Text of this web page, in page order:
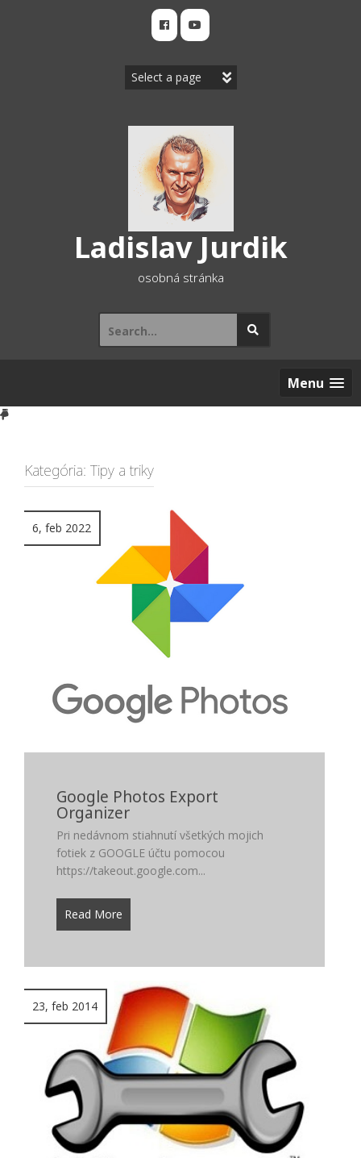
Ladislav Jurdik
osobná stránka
Search
for:
Menu
Kategória: Tipy a triky
6, feb 2022
Google Photos Export
Organizer
Pri nedávnom stiahnutí všetkých mojich
fotiek z GOOGLE účtu pomocou
https://takeout.google.com...
Read More
23, feb 2014